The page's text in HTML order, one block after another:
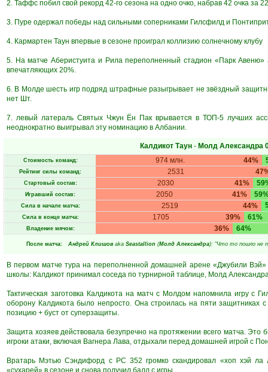
2. Таффс побил свой рекорд 42-го сезона на одно очко, набрав 42 очка за
3. Пуре одержал победы над сильными соперниками Гилсфилд и
4. Кармартен Таун впервые в сезоне проиграл коллизию солнечному клубу
5. На матче Аберистуита и Рила переполненный стадион «Парк Авеню»
впечатляющих 20%.
6. В Молде шесть игр подряд штрафные разыгрывает не звёздный
нет Шт.
7. левый латераль Святых Чжун Ён Пак врывается в ТОП-5 лучших
неоднократно выигрывал эту номинацию в Албании.
Калдикот Таун- Молд Александра
Стоимость команд: 44%
974 млн.
Рейтинг силы команд: 2531
Стартовый состав: 41%
2030
Игравший состав: 41%
2050
Сила в начале матча: 44%
2519
Сила в конце матча: 39%
1705 61%
Владение мячом: 36% 64%
После матча: Андрей Клишов aka Seastallion (Молд Александра): "Что то пошло не
В первом матче тура на переполненной домашней арене «Джубили Вэй»
школы: Калдикот принимал соседа по турнирной таблице, Молд
Тактическая заготовка Калдикота на матч с Молдом напомнила игру с
оборону Калдикота было непросто. Она строилась на пяти защитниках
позицию + буст от суперзащиты.
Защита хозяев действовала безупречно на протяжении всего матча. Это
игроки атаки, включая Вагнера Лава, отдыхали перед домашней игрой с
Вратарь Мэтью Сэндифорд с РС 352 громко скандировал «хоп хэй
«сухарей» в сезоне и снова получил балл с игры.